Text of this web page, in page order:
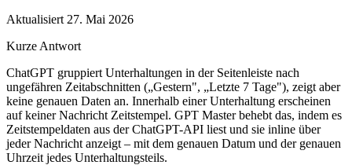
Aktualisiert 27. Mai 2026
Kurze Antwort
ChatGPT gruppiert Unterhaltungen in der Seitenleiste nach
ungefähren Zeitabschnitten („Gestern", „Letzte 7 Tage"), zeigt aber
keine genauen Daten an. Innerhalb einer Unterhaltung erscheinen
auf keiner Nachricht Zeitstempel. GPT Master behebt das, indem es
Zeitstempeldaten aus der ChatGPT-API liest und sie inline über
jeder Nachricht anzeigt – mit dem genauen Datum und der genauen
Uhrzeit jedes Unterhaltungsteils.